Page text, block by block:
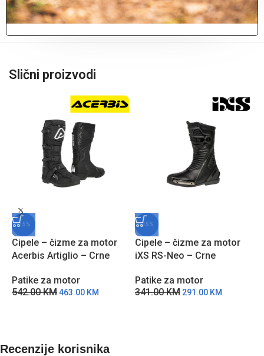
Slični proizvodi
-15%
Cipele – čizme za motor
Acerbis Artiglio – Crne
Patike za motor
542.00KM463.00 KM
-15%
Cipele – čizme za motor
iXS RS-Neo – Crne
Patike za motor
341.00KM 291.00 KM
Recenzije korisnika